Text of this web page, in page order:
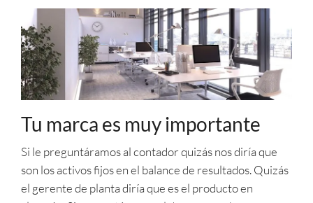
Tu marca es muy importante
Si le preguntáramos al contador quizás nos diría que
son los activos fijos en el balance de resultados. Quizás
el gerente de planta diría que es el producto en